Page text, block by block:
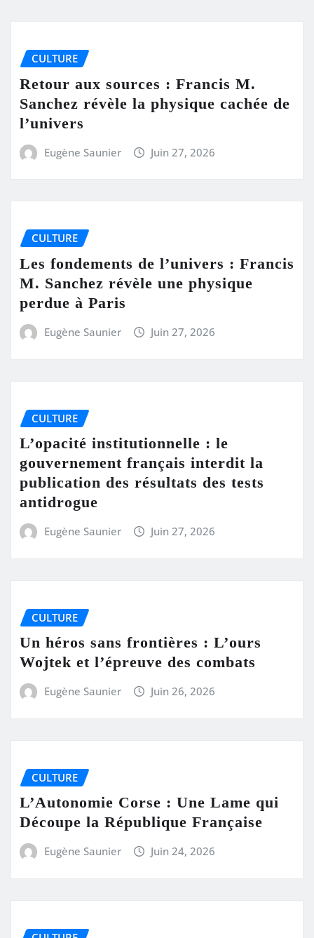
CULTURE
Retour aux sources : Francis M.
Sanchez révèle la physique cachée de
l’univers
Eugène Saunier Juin 27, 2026
CULTURE
Les fondements de l’univers : Francis
M. Sanchez révèle une physique
perdue à Paris
Eugène Saunier Juin 27, 2026
CULTURE
L’opacité institutionnelle : le
gouvernement français interdit la
publication des résultats des tests
antidrogue
Eugène Saunier Juin 27, 2026
CULTURE
Un héros sans frontières : L’ours
Wojtek et l’épreuve des combats
Eugène Saunier Juin 26, 2026
CULTURE
L’Autonomie Corse : Une Lame qui
Découpe la République Française
Eugène Saunier Juin 24, 2026